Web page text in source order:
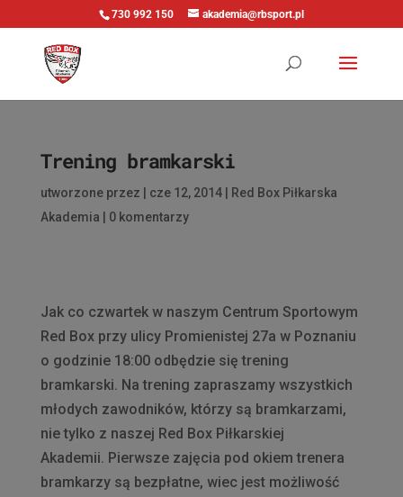
730 992 150 akademia@rbsport.pl
Trening bramkarski
utworzone przez cze 12, 2014|
Red Box Piłkarska
Akademia
0 komentarzy
Jak co czwartek w naszym Centrum Sportowym
Red Box przy ulicy Promienistej 27a w Poznaniu
o godzinie 18:00 odbędzie się trening
bramkarski. Na trening zapraszamy wszystkich
młodych zawodników, którzy są bramkarzami,
nie tylko z naszej Red Box Piłkarskiej
Akademii. Pierwsze zajęcia pod okiem trenera
bramkarzy są bezpłatne, wiec jest możliwość